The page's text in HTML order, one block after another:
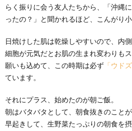
らく振りに会う友人たちから、「沖縄
ったの？」と聞かれるほど、こんがり小
日焼けした肌は乾燥しやすいので、内
細胞が元気だとお肌の生まれ変わりも
願いも込めて、この時期は必ず 「ウド
ています。
それにプラス、始めたのが朝ご飯。
朝はバタバタとして、朝食抜きのこと
早起きして、生野菜たっぷりの朝食を